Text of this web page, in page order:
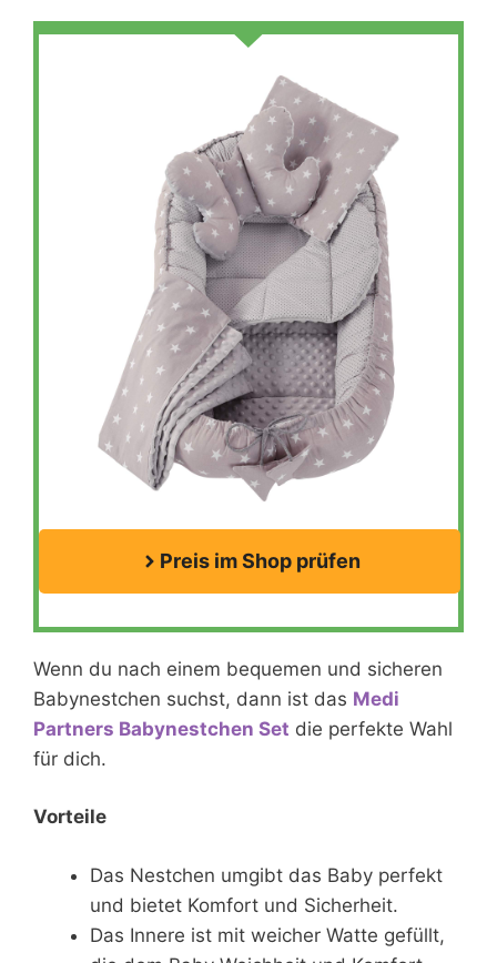
Preis im Shop prüfen
Wenn du nach einem bequemen und sicheren
Babynestchen suchst, dann ist das Medi
Partners Babynestchen Set die perfekte Wahl
für dich.
Vorteile
Das Nestchen umgibt das Baby perfekt
und bietet Komfort und Sicherheit.
Das Innere ist mit weicher Watte gefüllt,